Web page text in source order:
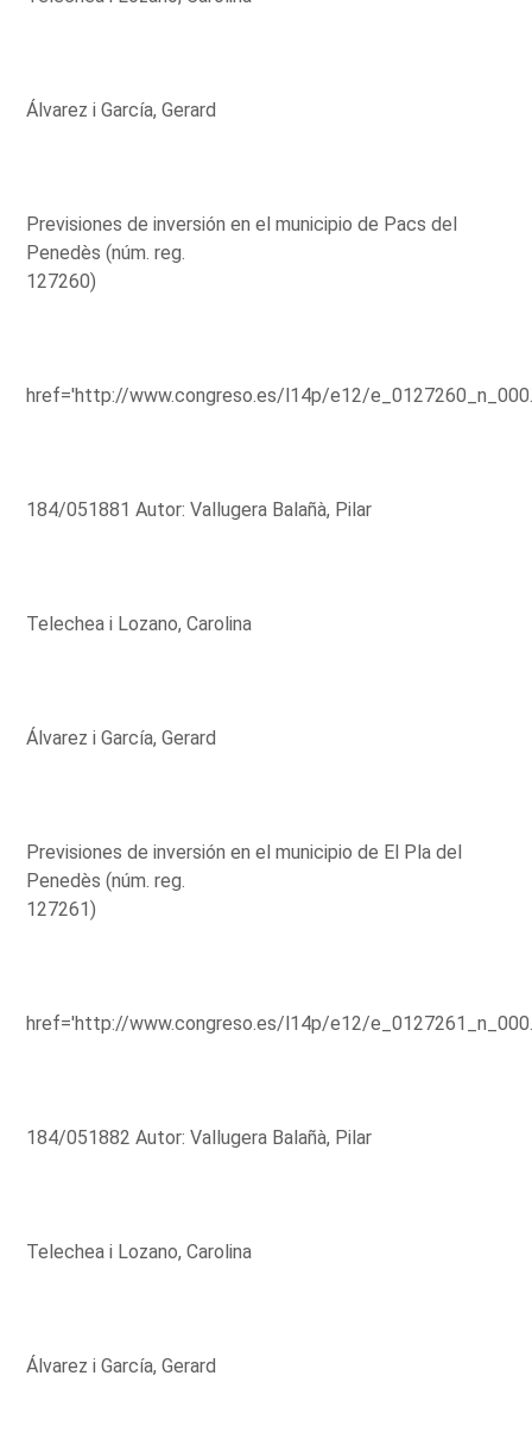
Álvarez i García, Gerard
Previsiones de inversión en el municipio de Pacs del
Penedès (núm. reg.
127260)
href='http://www.congreso.es/l14p/e12/
184/051881 Autor: Vallugera Balañà, Pilar
Telechea i Lozano, Carolina
Álvarez i García, Gerard
Previsiones de inversión en el municipio de El Pla del
Penedès (núm. reg.
127261)
href='http://www.congreso.es/l14p/e12/
184/051882 Autor: Vallugera Balañà, Pilar
Telechea i Lozano, Carolina
Álvarez i García, Gerard